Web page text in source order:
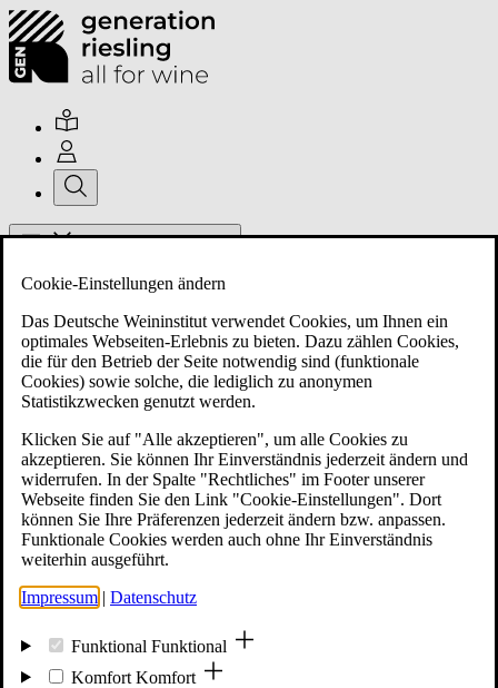
Über uns
Mitglieder
Mitglied werden
Events
Cookie-Einstellungen ändern
Das Deutsche Weininstitut verwendet Cookies, um Ihnen ein
optimales Webseiten-Erlebnis zu bieten. Dazu zählen Cookies,
die für den Betrieb der Seite notwendig sind (funktionale
Cookies) sowie solche, die lediglich zu anonymen
Statistikzwecken genutzt werden.
Klicken Sie auf "Alle akzeptieren", um alle Cookies zu
akzeptieren. Sie können Ihr Einverständnis jederzeit ändern und
widerrufen. In der Spalte "Rechtliches" im Footer unserer
Webseite finden Sie den Link "Cookie-Einstellungen". Dort
können Sie Ihre Präferenzen jederzeit ändern bzw. anpassen.
Funktionale Cookies werden auch ohne Ihr Einverständnis
weiterhin ausgeführt.
Impressum | Datenschutz
Funktional Funktional
Komfort Komfort